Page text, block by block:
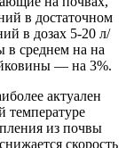
в достаточном
в дозах 5-20 л/
среднем на на
— на 3%.
актуален
температуре
из почвы
скорость